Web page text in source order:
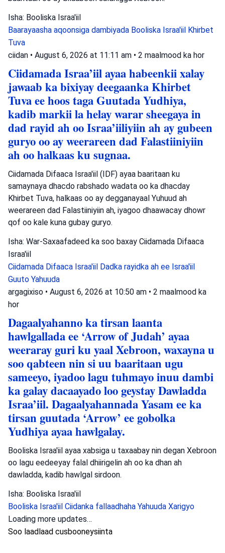
Isha: Booliska Israa'iil
Baarayaasha aqoonsiga dambiyada Booliska Israa'iil Khirbet
Tuva
ciidan • August 6, 2026 at 11:11 am • 2 maalmood ka hor
Ciidamada Israa’iil ayaa habeenkii xalay
jawaab ka bixiyay deegaanka Khirbet
Tuva ee hoos taga Guutada Yudhiya,
kadib markii la helay warar sheegaya in
dad rayid ah oo Israa’iiliyiin ah ay gubeen
guryo oo ay weerareen dad Falastiiniyiin
ah oo halkaas ku sugnaa.
Ciidamada Difaaca Israa'iil (IDF) ayaa baaritaan ku
samaynaya dhacdo rabshado wadata oo ka dhacday
Khirbet Tuva, halkaas oo ay degganayaal Yuhuud ah
weerareen dad Falastiiniyiin ah, iyagoo dhaawacay dhowr
qof oo kale kuna gubay guryo.
Isha: War-Saxaafadeed ka soo baxay Ciidamada Difaaca
Israa'iil
Ciidamada Difaaca Israa'iil Dadka rayidka ah ee Israa'iil
Guuto Yahuuda
argagixiso • August 6, 2026 at 10:50 am • 2 maalmood ka
hor
Dagaalyahanno ka tirsan laanta
hawlgallada ee ‘Arrow of Judah’ ayaa
weeraray guri ku yaal Xebroon, waxayna u
soo qabteen nin si uu baaritaan ugu
sameeyo, iyadoo lagu tuhmayo inuu dambi
ka galay dacaayado loo geystay Dawladda
Israa’iil. Dagaalyahannada Yasam ee ka
tirsan guutada ‘Arrow’ ee gobolka
Yudhiya ayaa hawlgalay.
Booliska Israa'iil ayaa xabsiga u taxaabay nin degan Xebroon
oo lagu eedeeyay falal dhiirigelin ah oo ka dhan ah
dawladda, kadib hawlgal sirdoon.
Isha: Booliska Israa'iil
Booliska Israa'iil Ciidanka fallaadhaha Yahuuda Xarigyo
Loading more updates…
Soo laadlaad cusbooneysiinta